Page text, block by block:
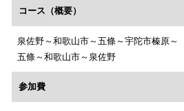
コース（概要）
泉佐野～和歌山市～五條～宇陀市榛原～
五條～和歌山市～泉佐野
参加費